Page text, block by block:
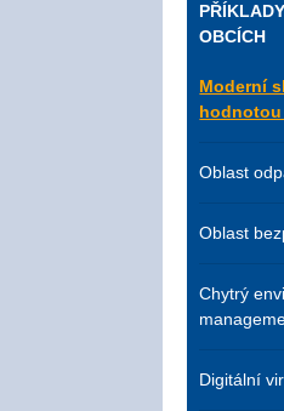
OBCÍCH
Moderní
Oblast
Oblast
Chytrý
Digitální